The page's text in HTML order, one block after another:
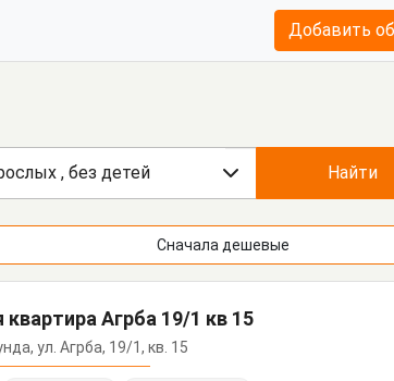
Добавить
, без детей Найти
Сначала дешевые
Агрба 19/1 кв 15
ул. Агрба, 19/1, кв. 15